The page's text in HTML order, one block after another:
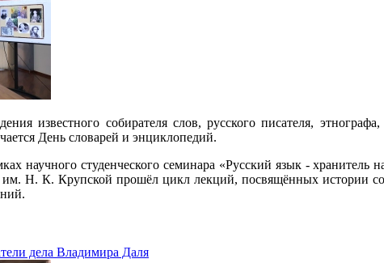
известного собирателя слов, русского писателя, этнографа,
День словарей и энциклопедий.
научного студенческого семинара «Русский язык - хранитель
Н. К. Крупской прошёл цикл лекций, посвящённых истории
дела Владимира Даля